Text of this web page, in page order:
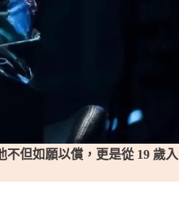
但如願以償，更是從 19 歲入